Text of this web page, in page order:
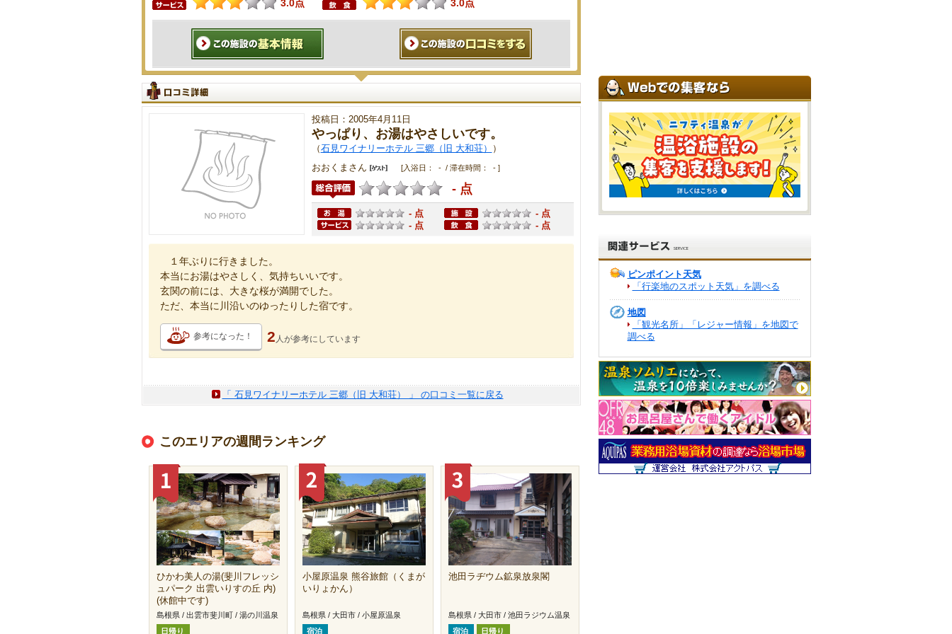
3.0点 3.0点
投稿日：2005年4月11日
やっぱり、お湯はやさしいです。
（石見ワイナリーホテル 三郷（旧 大和荘）
）
おおくまさん
[入浴日： - / 滞在時間： - ]
- 点
- 点
- 点
- 点
- 点
１年ぶりに行きました。
本当にお湯はやさしく、気持ちいいです。
玄関の前には、大きな桜が満開でした。
ただ、本当に川沿いのゆったりした宿です。
参考になった！ 2 人が参考にしています
「 石見ワイナリーホテル 三郷（旧 大和荘） 」 の口コミ一覧に戻る
このエリアの週間ランキング
ひかわ美人の湯(斐川フレッシ
ュパーク 出雲いりすの丘 内)
(休館中です)
島根県 / 出雲市斐川町 / 湯の川温泉
日帰り
小屋原温泉 熊谷旅館（くまが
いりょかん）
島根県 / 大田市 / 小屋原温泉
宿泊
池田ラヂウム鉱泉放泉閣
島根県 / 大田市 / 池田ラジウム温泉
宿泊
日帰り
ピンポイント天気
「行楽地のスポット天気」を調べる
地図
「観光名所」「レジャー情報」を地図で
調べる